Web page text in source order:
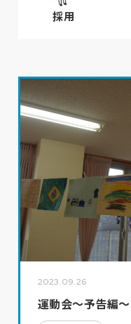
採用
2023.09.26
運動会～予告編～